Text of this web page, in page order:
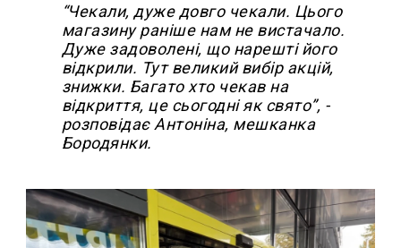
“Чекали, дуже довго чекали. Цього
магазину раніше нам не вистачало.
Дуже задоволені, що нарешті його
відкрили. Тут великий вибір акцій,
знижки. Багато хто чекав на
відкриття, це сьогодні як свято”, -
розповідає Антоніна, мешканка
Бородянки.